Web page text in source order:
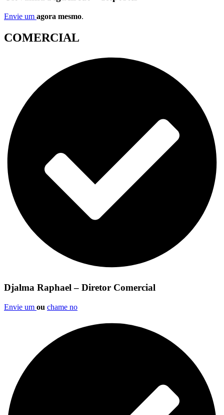
Envie um agora mesmo.
COMERCIAL
Djalma Raphael – Diretor Comercial
Envie um ou chame no